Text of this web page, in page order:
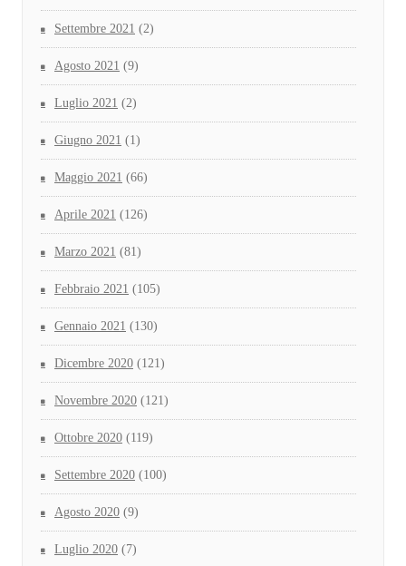
Settembre 2021 (2)
Agosto 2021 (9)
Luglio 2021 (2)
Giugno 2021 (1)
Maggio 2021 (66)
Aprile 2021 (126)
Marzo 2021 (81)
Febbraio 2021 (105)
Gennaio 2021 (130)
Dicembre 2020 (121)
Novembre 2020 (121)
Ottobre 2020 (119)
Settembre 2020 (100)
Agosto 2020 (9)
Luglio 2020 (7)